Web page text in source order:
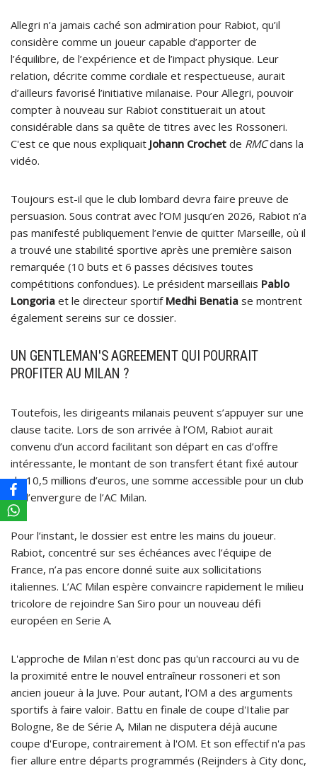
Allegri n’a jamais caché son admiration pour Rabiot, qu’il
considère comme un joueur capable d’apporter de
l’équilibre, de l’expérience et de l’impact physique. Leur
relation, décrite comme cordiale et respectueuse, aurait
d’ailleurs favorisé l’initiative milanaise. Pour Allegri, pouvoir
compter à nouveau sur Rabiot constituerait un atout
considérable dans sa quête de titres avec les Rossoneri.
C'est ce que nous expliquait Johann Crochet de RMCdans la
vidéo.
Toujours est-il que le club lombard devra faire preuve de
persuasion. Sous contrat avec l’OM jusqu’en 2026, Rabiot n’a
pas manifesté publiquement l’envie de quitter Marseille, où il
a trouvé une stabilité sportive après une première saison
remarquée (10 buts et 6 passes décisives toutes
compétitions confondues). Le président marseillais Pablo
Longoria et le directeur sportif Medhi Benatia se montrent
également sereins sur ce dossier.
UN GENTLEMAN'S AGREEMENT QUI POURRAIT
PROFITER AU MILAN ?
Toutefois, les dirigeants milanais peuvent s’appuyer sur une
clause tacite. Lors de son arrivée à l’OM, Rabiot aurait
convenu d’un accord facilitant son départ en cas d’offre
intéressante, le montant de son transfert étant fixé autour
de 10,5 millions d’euros, une somme accessible pour un club
de l’envergure de l’AC Milan.
Pour l’instant, le dossier est entre les mains du joueur.
Rabiot, concentré sur ses échéances avec l’équipe de
France, n’a pas encore donné suite aux sollicitations
italiennes. L’AC Milan espère convaincre rapidement le milieu
tricolore de rejoindre San Siro pour un nouveau défi
européen en Serie A.
L'approche de Milan n'est donc pas qu'un raccourci au vu de
la proximité entre le nouvel entraîneur rossoneri et son
ancien joueur à la Juve. Pour autant, l'OM a des arguments
sportifs à faire valoir. Battu en finale de coupe d'Italie par
Bologne, 8e de Série A, Milan ne disputera déjà aucune
coupe d'Europe, contrairement à l'OM. Et son effectif n'a pas
fier allure entre départs programmés (Reijnders à City donc,